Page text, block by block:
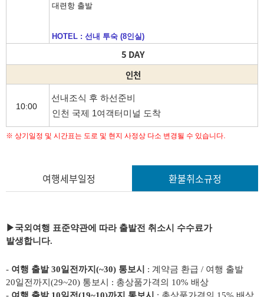
대련항 출발
HOTEL : 선내 투숙 (8인실)
5 DAY
인천
10:00
선내조식 후 하선준비
인천 국제 1여객터미널 도착
※ 상기일정 및 시간표는 도로 및 현지 사정상 다소 변경될 수 있습니다
여행세부일정 환불취소규정
▶국외여행 표준약관에 따라 출발전 취소시 수수료가
발생합니다.
- 여행 출발 30일전까지(~30) 통보시
: 계약금 환급 / 여행 출발
20일전까지(29~20) 통보시 : 총상품가격의 10% 배상